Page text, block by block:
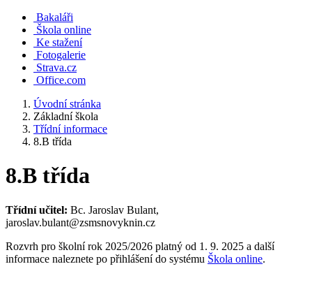
Bakaláři
Škola online
Ke stažení
Fotogalerie
Strava.cz
Office.com
Úvodní stránka
Základní škola
Třídní informace
8.B třída
8.B třída
Třídní učitel: Bc. Jaroslav Bulant,
jaroslav.bulant@zsmsnovyknin.cz
Rozvrh pro školní rok 2025/2026 platný od 1. 9. 2025 a další
informace naleznete po přihlášení do systému Škola online.